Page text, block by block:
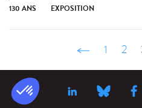
130 ANS EXPOSITION
‹ précédent
1 2